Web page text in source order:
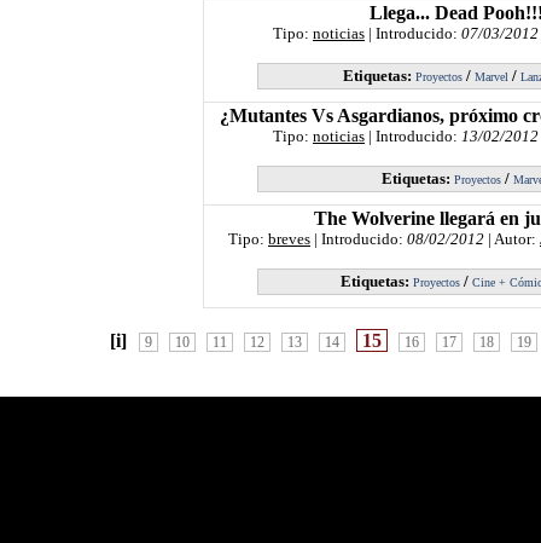
Llega... Dead
Tipo: noticias | Introducido: 07/03/2012
Etiquetas: Proyectos/ Marvel/
¿Mutantes Vs Asgardianos, próximo
Tipo: noticias | Introducido: 13/02/2012
Etiquetas: Proyectos /
The Wolverine llegará en
Tipo: breves | Introducido: 08/02/2012 | Autor:
Etiquetas: Proyectos / Cine + Cómic
[i] 9 10 11 12 13 14 15 16 17 18 19